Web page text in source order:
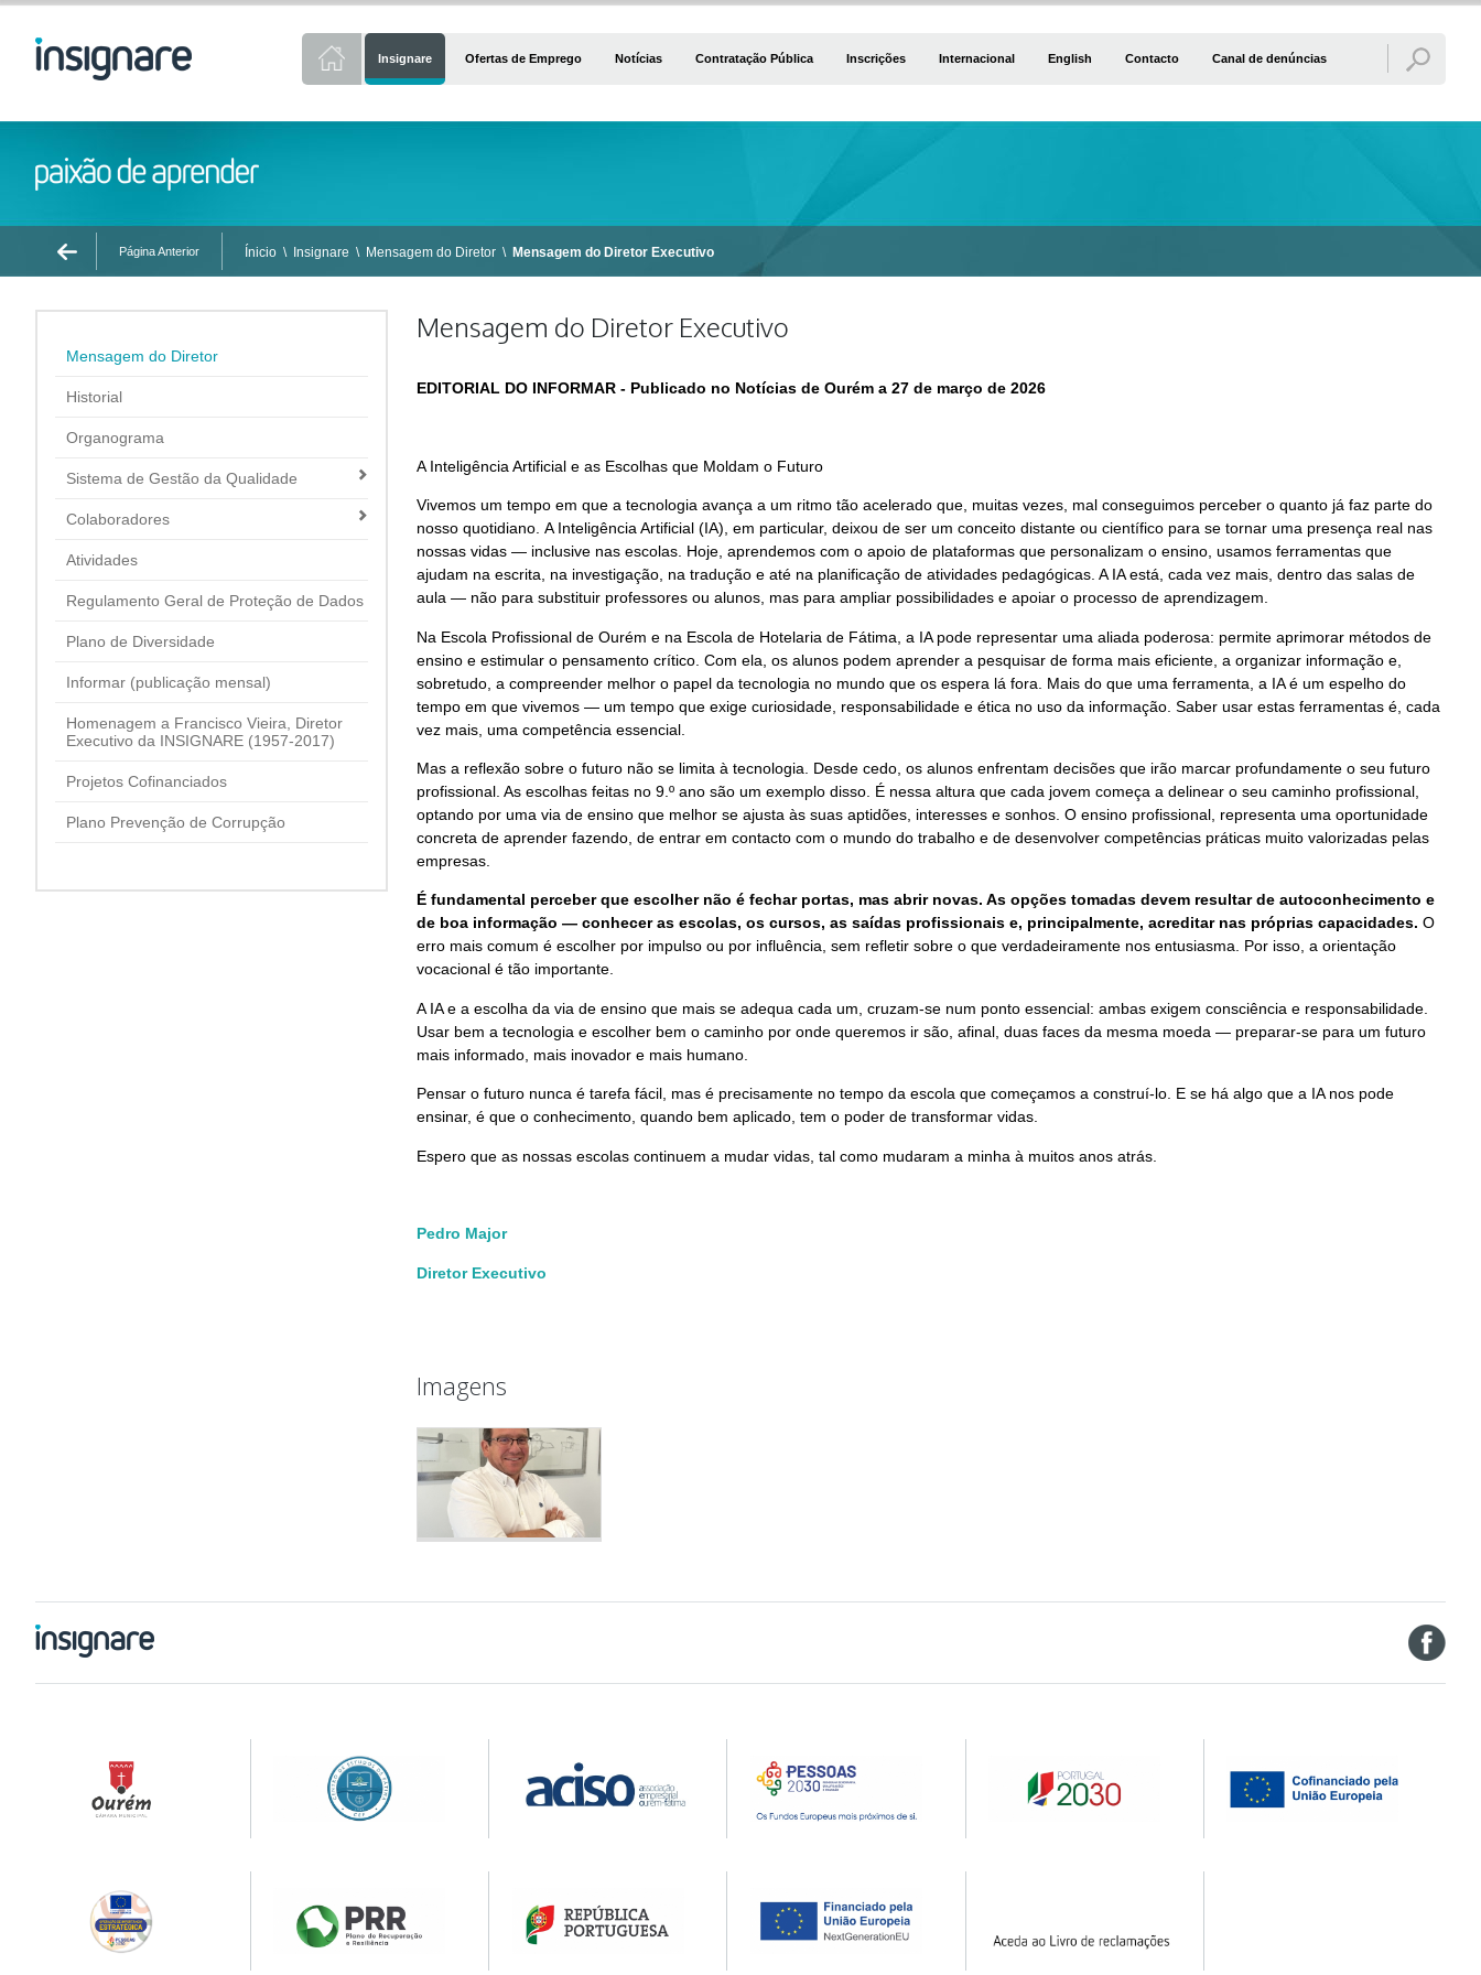
Insignare Ofertas de Emprego Notícias Contratação Pública Inscrições Internacional English Contacto Canal de denúncias
Página Anterior Ínicio \ Insignare \ Mensagem do Diretor \ Mensagem do Diretor Executivo
Mensagem do Diretor
Historial
Organograma
Sistema de Gestão da Qualidade
Colaboradores
Atividades
Regulamento Geral de Proteção de Dados
Plano de Diversidade
Informar (publicação mensal)
Homenagem a Francisco Vieira, Diretor
Executivo da INSIGNARE (1957-2017)
Projetos Cofinanciados
Plano Prevenção de Corrupção
Mensagem do Diretor Executivo
EDITORIAL DO INFORMAR - Publicado no Notícias de Ourém a 27 de março de 2026
A Inteligência Artificial e as Escolhas que Moldam o Futuro
Vivemos um tempo em que a tecnologia avança a um ritmo tão acelerado que, muitas vezes, mal conseguimos perceber o quanto já faz parte do
nosso quotidiano. A Inteligência Artificial (IA), em particular, deixou de ser um conceito distante ou científico para se tornar uma presença real nas
nossas vidas — inclusive nas escolas. Hoje, aprendemos com o apoio de plataformas que personalizam o ensino, usamos ferramentas que
ajudam na escrita, na investigação, na tradução e até na planificação de atividades pedagógicas. A IA está, cada vez mais, dentro das salas de
aula — não para substituir professores ou alunos, mas para ampliar possibilidades e apoiar o processo de aprendizagem.
Na Escola Profissional de Ourém e na Escola de Hotelaria de Fátima, a IA pode representar uma aliada poderosa: permite aprimorar métodos de
ensino e estimular o pensamento crítico. Com ela, os alunos podem aprender a pesquisar de forma mais eficiente, a organizar informação e,
sobretudo, a compreender melhor o papel da tecnologia no mundo que os espera lá fora. Mais do que uma ferramenta, a IA é um espelho do
tempo em que vivemos — um tempo que exige curiosidade, responsabilidade e ética no uso da informação. Saber usar estas ferramentas é, cada
vez mais, uma competência essencial.
Mas a reflexão sobre o futuro não se limita à tecnologia. Desde cedo, os alunos enfrentam decisões que irão marcar profundamente o seu futuro
profissional. As escolhas feitas no 9.º ano são um exemplo disso. É nessa altura que cada jovem começa a delinear o seu caminho profissional,
optando por uma via de ensino que melhor se ajusta às suas aptidões, interesses e sonhos. O ensino profissional, representa uma oportunidade
concreta de aprender fazendo, de entrar em contacto com o mundo do trabalho e de desenvolver competências práticas muito valorizadas pelas
empresas.
É fundamental perceber que escolher não é fechar portas, mas abrir novas. As opções tomadas devem resultar de autoconhecimento e
de boa informação — conhecer as escolas, os cursos, as saídas profissionais e, principalmente, acreditar nas próprias capacidades. O
erro mais comum é escolher por impulso ou por influência, sem refletir sobre o que verdadeiramente nos entusiasma. Por isso, a orientação
vocacional é tão importante.
A IA e a escolha da via de ensino que mais se adequa cada um, cruzam-se num ponto essencial: ambas exigem consciência e responsabilidade.
Usar bem a tecnologia e escolher bem o caminho por onde queremos ir são, afinal, duas faces da mesma moeda — preparar-se para um futuro
mais informado, mais inovador e mais humano.
Pensar o futuro nunca é tarefa fácil, mas é precisamente no tempo da escola que começamos a construí-lo. E se há algo que a IA nos pode
ensinar, é que o conhecimento, quando bem aplicado, tem o poder de transformar vidas.
Espero que as nossas escolas continuem a mudar vidas, tal como mudaram a minha à muitos anos atrás.
Pedro Major
Diretor Executivo
Imagens